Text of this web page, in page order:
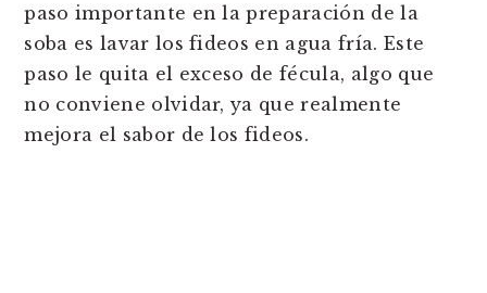
paso importante en la preparación de la
soba es lavar los fideos en agua fría. Este
paso le quita el exceso de fécula, algo que
no conviene olvidar, ya que realmente
mejora el sabor de los fideos.